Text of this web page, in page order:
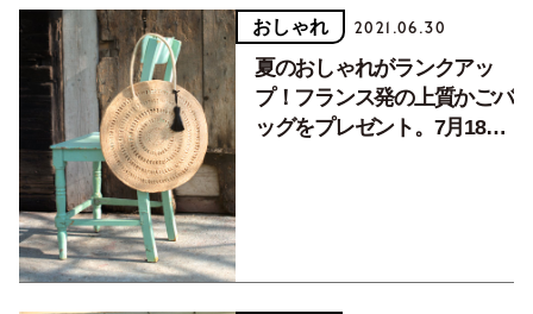
おしゃれ 2021.06.30
夏のおしゃれがランクアッ
プ！フランス発の上質かごバ
ッグをプレゼント。7月18日